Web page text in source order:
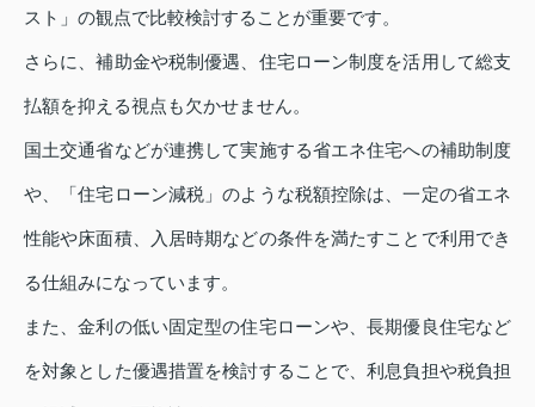
スト」の観点で比較検討することが重要です。
さらに、補助金や税制優遇、住宅ローン制度を活用して総支
払額を抑える視点も欠かせません。
国土交通省などが連携して実施する省エネ住宅への補助制度
や、「住宅ローン減税」のような税額控除は、一定の省エネ
性能や床面積、入居時期などの条件を満たすことで利用でき
る仕組みになっています。
また、金利の低い固定型の住宅ローンや、長期優良住宅など
を対象とした優遇措置を検討することで、利息負担や税負担